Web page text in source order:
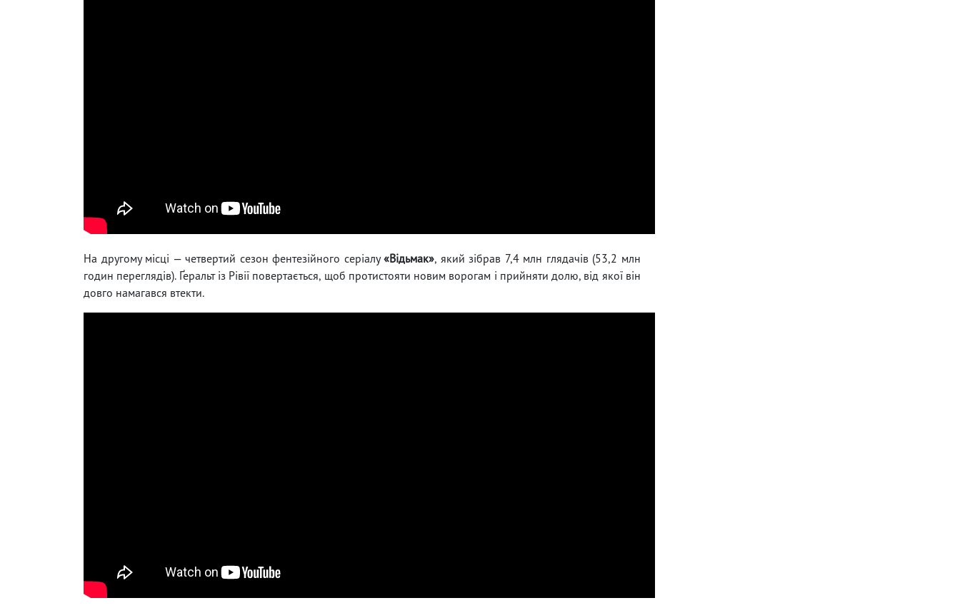
На другому місці — четвертий сезон фентезійного серіалу«Відьмак», який зібрав 7,4 млн глядачів (53,2 млн
годин переглядів). Ґеральт із Рівії повертається, щоб протистояти новим ворогам і прийняти долю, від якої він
довго намагався втекти.